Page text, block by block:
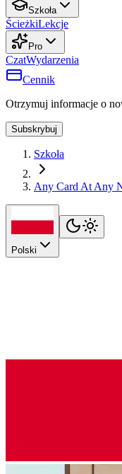
Szkoła
ŚcieżkiLekcje
Pro
CzatWydarzenia
Cennik
Otrzymuj informacje o
Subskrybuj
Szkoła
Any Card At Any
Polski